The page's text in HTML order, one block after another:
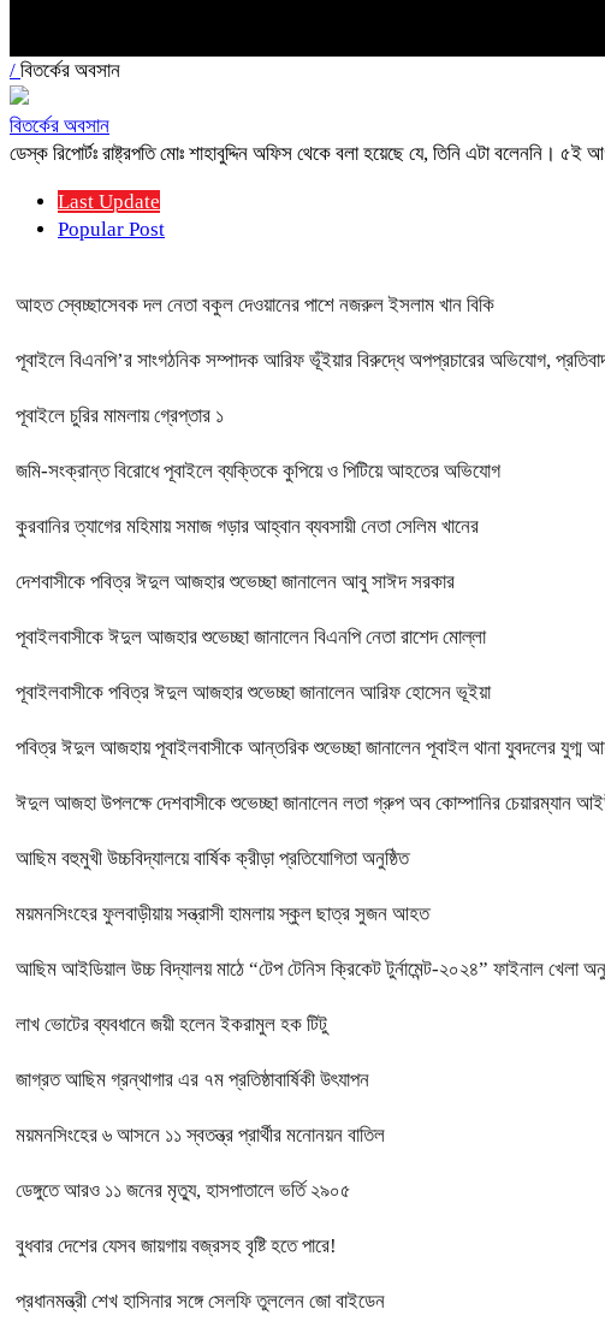
/ বিতর্কের অবসান
বিতর্কের অবসান
ডেস্ক রিপোর্টঃ রাষ্ট্রপতি মোঃ শাহাবুদ্দিন অফিস থেকে বলা হয়েছে যে, তিনি এটা বলেননি।
Last Update
Popular Post
আহত স্বেচ্ছাসেবক দল নেতা বকুল দেওয়ানের পাশে নজরুল ইসলাম খান বিকি
পূবাইলে বিএনপি’র সাংগঠনিক সম্পাদক আরিফ ভূঁইয়ার বিরুদ্ধে অপপ্রচারের অভিযোগ, প্রতিবাদ
পূবাইলে চুরির মামলায় গ্রেপ্তার ১
জমি-সংক্রান্ত বিরোধে পূবাইলে ব্যক্তিকে কুপিয়ে ও পিটিয়ে আহতের অভিযোগ
কুরবানির ত্যাগের মহিমায় সমাজ গড়ার আহ্বান ব্যবসায়ী নেতা সেলিম খানের
দেশবাসীকে পবিত্র ঈদুল আজহার শুভেচ্ছা জানালেন আবু সাঈদ সরকার
পূবাইলবাসীকে ঈদুল আজহার শুভেচ্ছা জানালেন বিএনপি নেতা রাশেদ মোল্লা
পূবাইলবাসীকে পবিত্র ঈদুল আজহার শুভেচ্ছা জানালেন আরিফ হোসেন ভূইয়া
পবিত্র ঈদুল আজহায় পূবাইলবাসীকে আন্তরিক শুভেচ্ছা জানালেন পূবাইল থানা যুবদলের যুগ্ম
ঈদুল আজহা উপলক্ষে দেশবাসীকে শুভেচ্ছা জানালেন লতা গ্রুপ অব কোম্পানির চেয়ারম্যান
আছিম বহুমুখী উচ্চবিদ্যালয়ে বার্ষিক ক্রীড়া প্রতিযোগিতা অনুষ্ঠিত
ময়মনসিংহের ফুলবাড়ীয়ায় সন্ত্রাসী হামলায় স্কুল ছাত্র সুজন আহত
আছিম আইডিয়াল উচ্চ বিদ্যালয় মাঠে “টেপ টেনিস ক্রিকেট টুর্নামেন্ট-২০২৪” ফাইনাল খেলা
লাখ ভোটের ব্যবধানে জয়ী হলেন ইকরামুল হক টিটু
জাগ্রত আছিম গ্রন্থাগার এর ৭ম প্রতিষ্ঠাবার্ষিকী উৎযাপন
ময়মনসিংহের ৬ আসনে ১১ স্বতন্ত্র প্রার্থীর মনোনয়ন বাতিল
ডেঙ্গুতে আরও ১১ জনের মৃত্যু, হাসপাতালে ভর্তি ২৯০৫
বুধবার দেশের যেসব জায়গায় বজ্রসহ বৃষ্টি হতে পারে!
প্রধানমন্ত্রী শেখ হাসিনার সঙ্গে সেলফি তুললেন জো বাইডেন